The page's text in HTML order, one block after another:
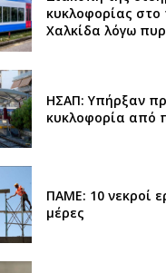
κυκλοφορίας στο
Χαλκίδα λόγω
ΗΣΑΠ: Υπήρξαν
κυκλοφορία από
ΠΑΜΕ: 10 νεκροί
μέρες